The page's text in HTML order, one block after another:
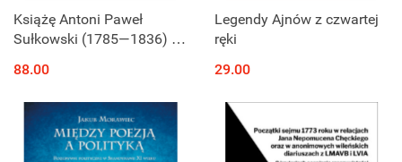
Książę Antoni Paweł
Sułkowski (1785—1836) -
polityczna
88.00
Legendy Ajnów z czwartej
ręki
29.00